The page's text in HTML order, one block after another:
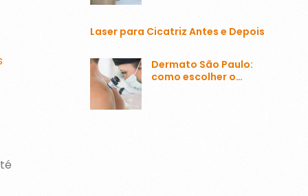
Laser para Cicatriz Antes e Depois
Dermato São Paulo:
como escolher o